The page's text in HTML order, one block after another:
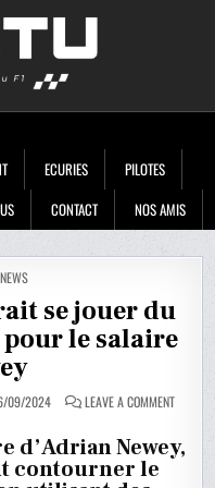
ECURIES
PILOTES
CONTACT NOS AMIS
NEWS
se jouer du
le salaire
09/2024 LEAVE A COMMENTON
SE
d’Adrian Newey,
contourner le